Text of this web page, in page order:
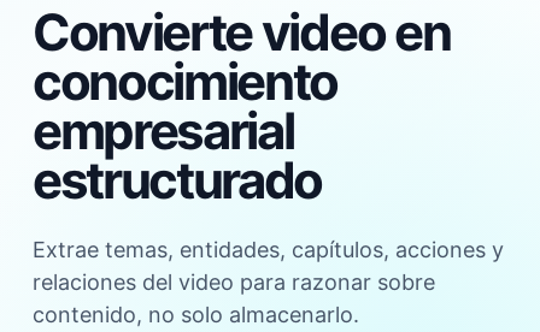
Convierte video en
conocimiento
empresarial
estructurado
Extrae temas, entidades, capítulos, acciones y
relaciones del video para razonar sobre
contenido, no solo almacenarlo.